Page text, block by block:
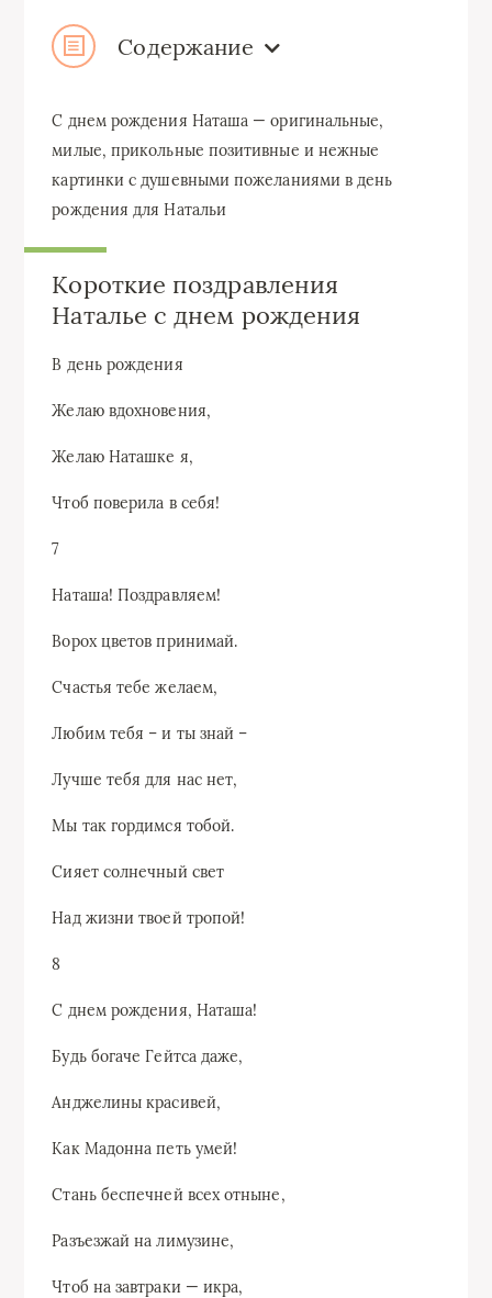
Содержание
С днем рождения Наташа — оригинальные,
милые, прикольные позитивные и нежные
картинки с душевными пожеланиями в день
рождения для Натальи
Короткие поздравления
Наталье с днем рождения
В день рождения
Желаю вдохновения,
Желаю Наташке я,
Чтоб поверила в себя!
7
Наташа! Поздравляем!
Ворох цветов принимай.
Счастья тебе желаем,
Любим тебя – и ты знай –
Лучше тебя для нас нет,
Мы так гордимся тобой.
Сияет солнечный свет
Над жизни твоей тропой!
8
С днем рождения, Наташа!
Будь богаче Гейтса даже,
Анджелины красивей,
Как Мадонна петь умей!
Стань беспечней всех отныне,
Разъезжай на лимузине,
Чтоб на завтраки — икра,